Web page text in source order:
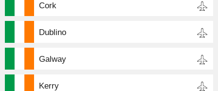
Cork
Dublino
Galway
Kerry